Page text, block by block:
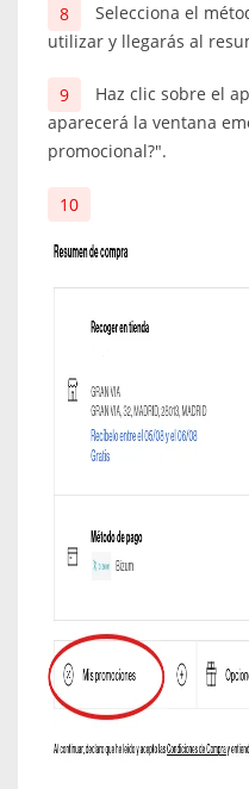
Selecciona el
utilizar y llegarás al
Haz clic sobre el
aparecerá la ventana
promocional?".